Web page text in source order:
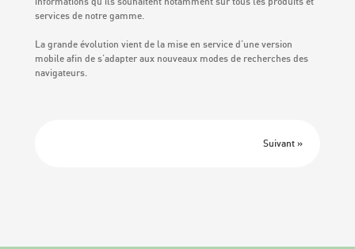
Contact
services de notre gamme.
La grande évolution vient de la mise en service d’une version
mobile afin de s’adapter aux nouveaux modes de recherches des
navigateurs.
Suivant »